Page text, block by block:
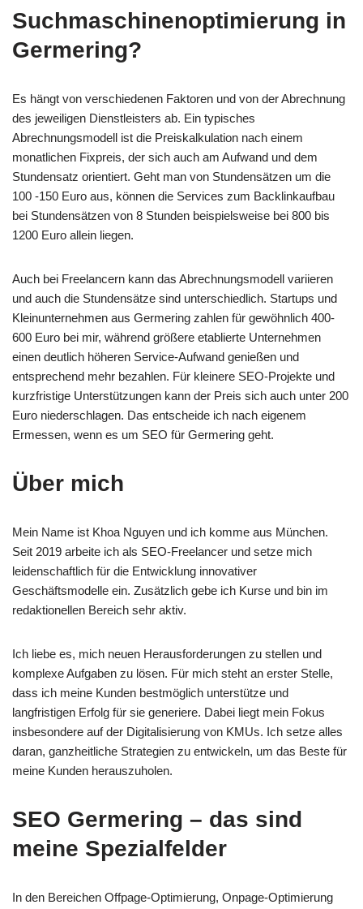
Suchmaschinenoptimierung in
Germering?
Es hängt von verschiedenen Faktoren und von der Abrechnung
des jeweiligen Dienstleisters ab. Ein typisches
Abrechnungsmodell ist die Preiskalkulation nach einem
monatlichen Fixpreis, der sich auch am Aufwand und dem
Stundensatz orientiert. Geht man von Stundensätzen um die
100 -150 Euro aus, können die Services zum Backlinkaufbau
bei Stundensätzen von 8 Stunden beispielsweise bei 800 bis
1200 Euro allein liegen.
Auch bei Freelancern kann das Abrechnungsmodell variieren
und auch die Stundensätze sind unterschiedlich. Startups und
Kleinunternehmen aus Germering zahlen für gewöhnlich 400-
600 Euro bei mir, während größere etablierte Unternehmen
einen deutlich höheren Service-Aufwand genießen und
entsprechend mehr bezahlen. Für kleinere SEO-Projekte und
kurzfristige Unterstützungen kann der Preis sich auch unter 200
Euro niederschlagen. Das entscheide ich nach eigenem
Ermessen, wenn es um SEO für Germering geht.
Über mich
Mein Name ist Khoa Nguyen und ich komme aus München.
Seit 2019 arbeite ich als SEO-Freelancer und setze mich
leidenschaftlich für die Entwicklung innovativer
Geschäftsmodelle ein. Zusätzlich gebe ich Kurse und bin im
redaktionellen Bereich sehr aktiv.
Ich liebe es, mich neuen Herausforderungen zu stellen und
komplexe Aufgaben zu lösen. Für mich steht an erster Stelle,
dass ich meine Kunden bestmöglich unterstütze und
langfristigen Erfolg für sie generiere. Dabei liegt mein Fokus
insbesondere auf der Digitalisierung von KMUs. Ich setze alles
daran, ganzheitliche Strategien zu entwickeln, um das Beste für
meine Kunden herauszuholen.
SEO Germering – das sind
meine Spezialfelder
In den Bereichen Offpage-Optimierung, Onpage-Optimierung